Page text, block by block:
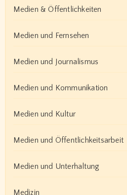
Medien & Öffentlichkeiten
Medien und Fernsehen
Medien und Journalismus
Medien und Kommunikation
Medien und Kultur
Medien und Öffentlichkeitsarbeit
Medien und Unterhaltung
Medizin